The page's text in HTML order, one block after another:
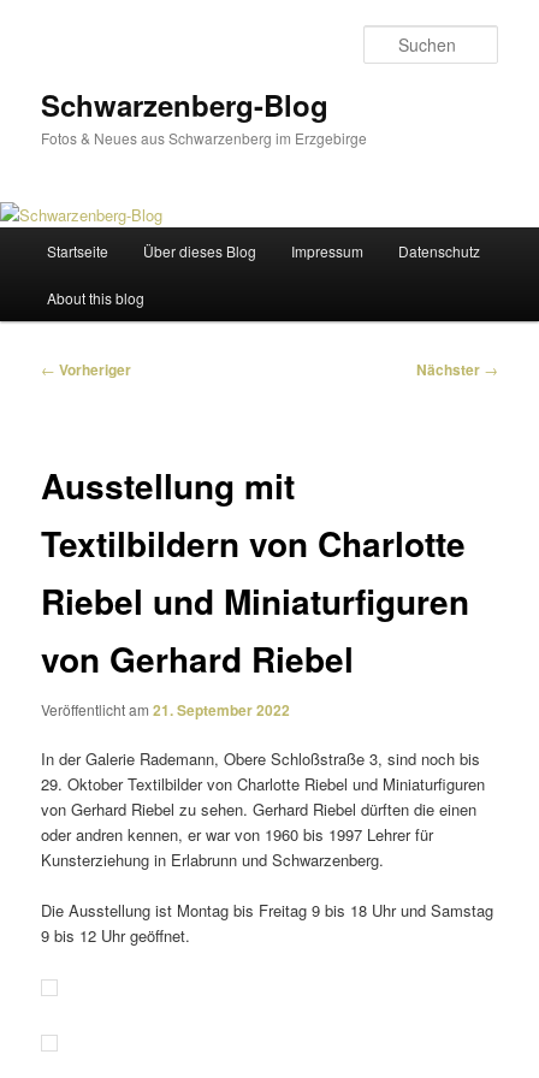
Schwarzenberg-Blog
Fotos & Neues aus Schwarzenberg im Erzgebirge
Startseite Über dieses Blog Impressum Datenschutz
About this blog
Beitragsnavigation
← Vorheriger Nächster →
Ausstellung mit
Textilbildern von Charlotte
Riebel und Miniaturfiguren
von Gerhard Riebel
Veröffentlicht am21. September 2022
In der Galerie Rademann, Obere Schloßstraße 3, sind noch bis
29. Oktober Textilbilder von Charlotte Riebel und Miniaturfiguren
von Gerhard Riebel zu sehen. Gerhard Riebel dürften die einen
oder andren kennen, er war von 1960 bis 1997 Lehrer für
Kunsterziehung in Erlabrunn und Schwarzenberg.
Die Ausstellung ist Montag bis Freitag 9 bis 18 Uhr und Samstag
9 bis 12 Uhr geöffnet.